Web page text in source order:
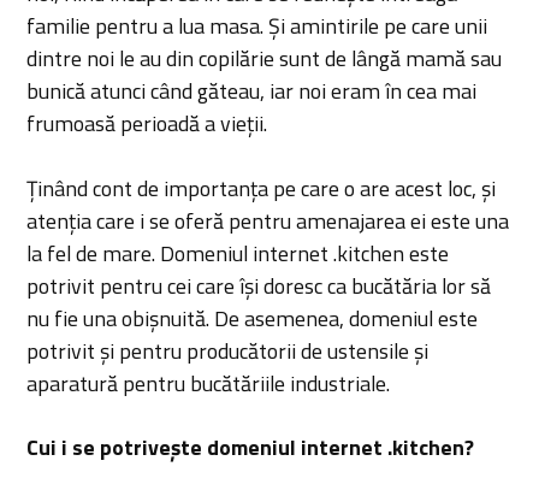
familie pentru a lua masa. Și amintirile pe care unii
dintre noi le au din copilărie sunt de lângă mamă sau
bunică atunci când găteau, iar noi eram în cea mai
frumoasă perioadă a vieții.
Ținând cont de importanța pe care o are acest loc, și
atenția care i se oferă pentru amenajarea ei este una
la fel de mare. Domeniul internet .kitchen este
potrivit pentru cei care își doresc ca bucătăria lor să
nu fie una obișnuită. De asemenea, domeniul este
potrivit și pentru producătorii de ustensile și
aparatură pentru bucătăriile industriale.
Cui i se potrivește domeniul internet .kitchen?